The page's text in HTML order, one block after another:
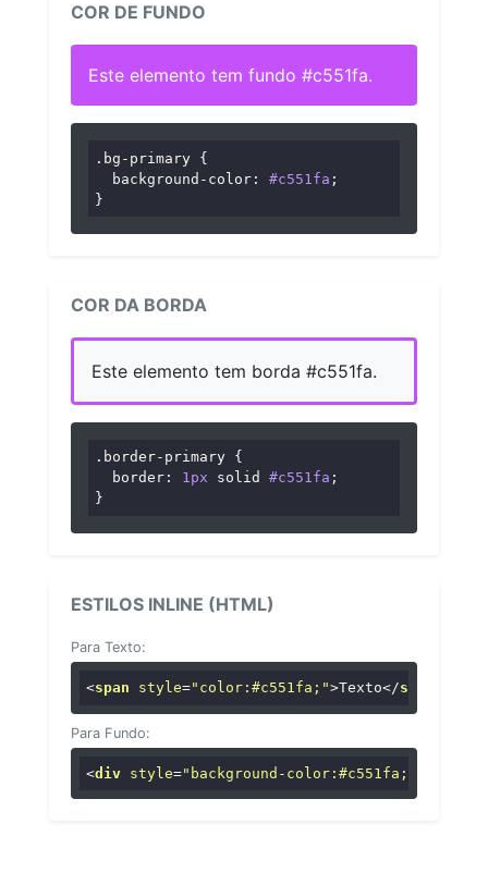
COR DE FUNDO
Este elemento tem fundo #c551fa.
.bg-primary {
background-color : #c551fa ;
}
COR DA BORDA
Este elemento tem borda #c551fa.
.border-primary {
border : 1px solid #c551fa ;
}
ESTILOS INLINE (HTML)
Para Texto:
<span style="color:#c551fa;">Texto</span
Para Fundo:
<div style="background-color:#c551fa;"